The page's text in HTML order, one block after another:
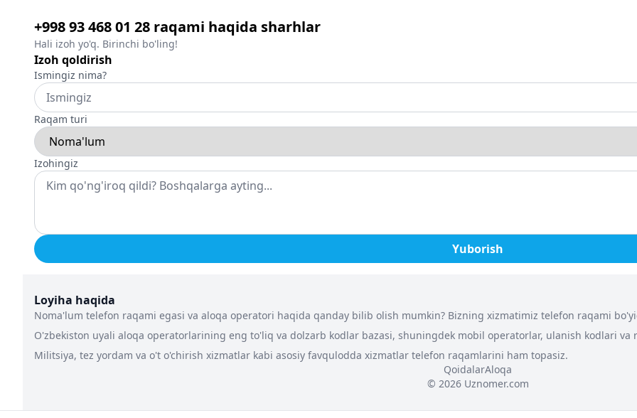
+998 93 468 01 28 raqami haqida sharhlar
Hali izoh yo'q. Birinchi bo'ling!
Izoh qoldirish
Ismingiz nima?
Raqam turi
Izohingiz
Yuborish
Loyiha haqida
Noma'lum telefon raqami egasi va aloqa operatori haqida qanday bilib olish mumkin? Bizning xizmatimiz telefon raqami
O'zbekiston uyali aloqa operatorlarining eng to'liq va dolzarb kodlar bazasi, shuningdek mobil operatorlar, ulanish kodlari
Militsiya, tez yordam va o't o'chirish xizmatlar kabi asosiy favqulodda xizmatlar telefon raqamlarini ham topasiz.
QoidalarAloqa
© 2026 Uznomer.com